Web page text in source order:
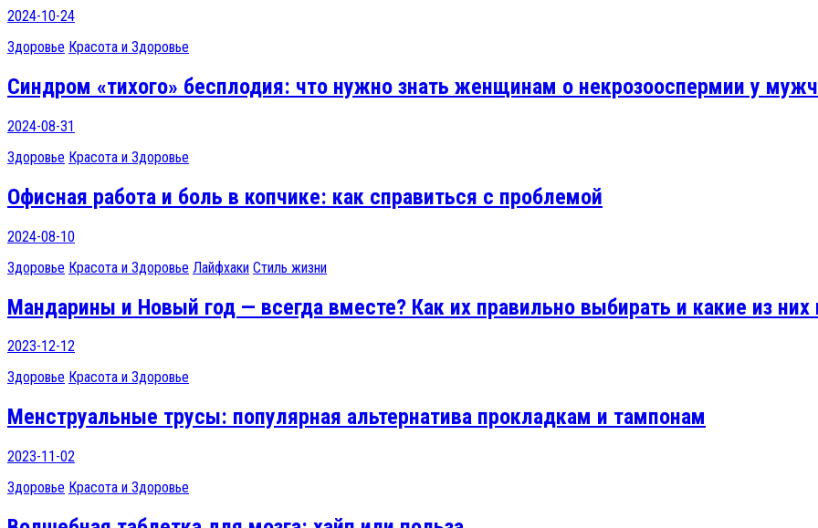
2024-10-24
Здоровье Красота и Здоровье
Синдром «тихого» бесплодия: что нужно знать женщинам о некрозооспермии у
2024-08-31
Здоровье Красота и Здоровье
Офисная работа и боль в копчике: как справиться с проблемой
2024-08-10
Здоровье Красота и Здоровье Лайфхаки Стиль жизни
Мандарины и Новый год — всегда вместе? Как их правильно выбирать и какие из них
2023-12-12
Здоровье Красота и Здоровье
Менструальные трусы: популярная альтернатива прокладкам и тампонам
2023-11-02
Здоровье Красота и Здоровье